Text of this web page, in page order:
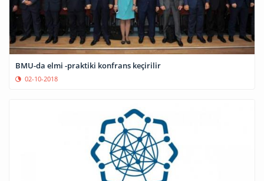
BMU-da elmi -praktiki konfrans keçirilir
02-10-2018